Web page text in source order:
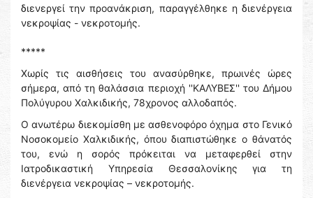
διενεργεί την προανάκριση, παραγγέλθηκε η διενέργεια
νεκροψίας - νεκροτομής.
*****
Χωρίς τις αισθήσεις του ανασύρθηκε, πρωινές ώρες
σήμερα, από τη θαλάσσια περιοχή ''ΚΑΛΥΒΕΣ'' του Δήμου
Πολύγυρου Χαλκιδικής, 78χρονος αλλοδαπός.
Ο ανωτέρω διεκομίσθη με ασθενοφόρο όχημα στο Γενικό
Νοσοκομείο Χαλκιδικής, όπου διαπιστώθηκε ο θάνατός
του, ενώ η σορός πρόκειται να μεταφερθεί στην
Ιατροδικαστική Υπηρεσία Θεσσαλονίκης για τη
διενέργεια νεκροψίας – νεκροτομής.